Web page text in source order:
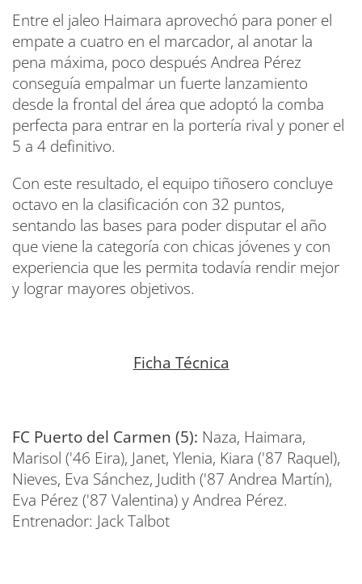
Entre el jaleo Haimara aprovechó para poner el
empate a cuatro en el marcador, al anotar la
pena máxima, poco después Andrea Pérez
conseguía empalmar un fuerte lanzamiento
desde la frontal del área que adoptó la comba
perfecta para entrar en la portería rival y poner el
5 a 4 definitivo.
Con este resultado, el equipo tiñosero concluye
octavo en la clasificación con 32 puntos,
sentando las bases para poder disputar el año
que viene la categoría con chicas jóvenes y con
experiencia que les permita todavía rendir mejor
y lograr mayores objetivos.
Ficha Técnica
FC Puerto del Carmen (5): Naza, Haimara,
Marisol ('46 Eira), Janet, Ylenia, Kiara ('87 Raquel),
Nieves, Eva Sánchez, Judith ('87 Andrea Martín),
Eva Pérez ('87 Valentina) y Andrea Pérez.
Entrenador: Jack Talbot